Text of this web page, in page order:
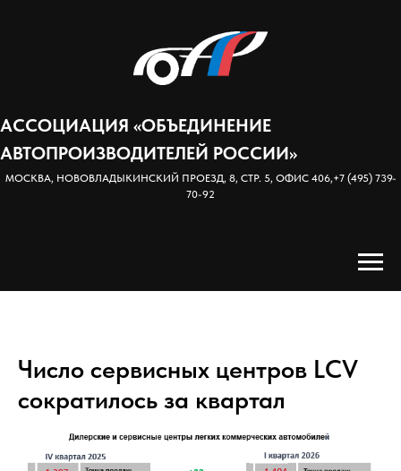
АССОЦИАЦИЯ «ОБЪЕДИНЕНИЕ
АВТОПРОИЗВОДИТЕЛЕЙ РОССИИ»
МОСКВА, НОВОВЛАДЫКИНСКИЙ ПРОЕЗД, 8, СТР. 5, ОФИС 406,+7 (495) 739-
70-92
Число сервисных центров LCV
сократилось за квартал